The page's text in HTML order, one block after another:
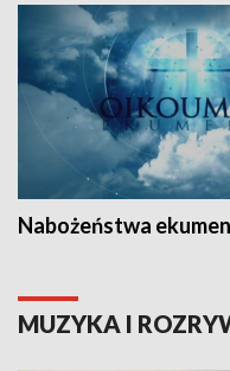
Nabożeństwa
MUZYKA I